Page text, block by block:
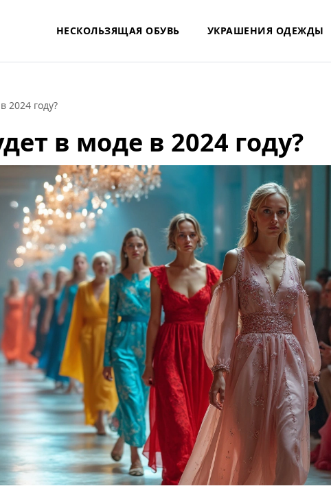
НЕСКОЛЬЗЯЩАЯ ОБУВЬ УКРАШЕНИЯ ОДЕЖДЫ
2024 году?
в моде в 2024 году?